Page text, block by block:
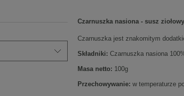
Czarnuszka nasiona - susz
Czarnuszka jest znakomitym
Składniki: Czarnuszka nasiona
Masa netto: 100g
Przechowywanie: w temperaturze